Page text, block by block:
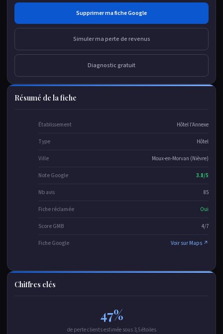
Supprimer ma fiche Google
Simuler ma perte de revenus
Diagnostic gratuit
Résumé de la fiche
Établissement Hôtel l'Annexe
Type Hôtel
Ville Moux-en-Morvan (Nièvre)
Note Google 3.8/5
Nb avis 85
Fiche réclamée Oui
Score GMB 4/7
Fiche Google Voir sur Maps ↗
Chiffres clés
47%
de perte clients estimée sous 3,5 étoiles